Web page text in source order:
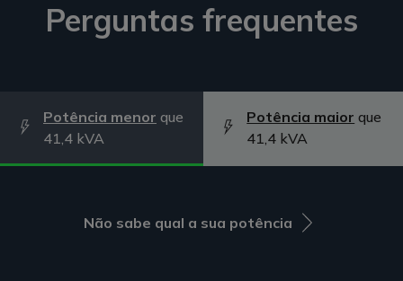
Perguntas frequentes
Potência menor que
41,4 kVA
Potência maior que
41,4 kVA
Não sabe qual a sua potência